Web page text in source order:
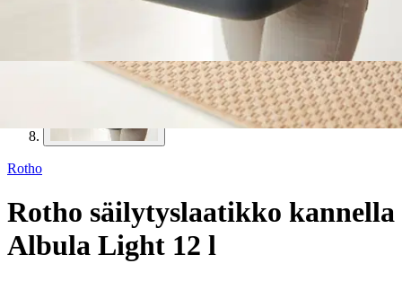
Rotho
Rotho säilytyslaatikko kannella
Albula Light 12 l